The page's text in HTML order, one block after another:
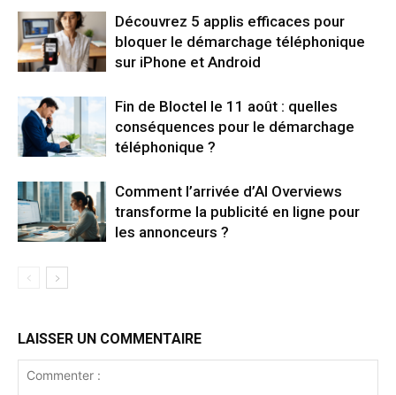
Découvrez 5 applis efficaces pour
bloquer le démarchage téléphonique
sur iPhone et Android
Fin de Bloctel le 11 août : quelles
conséquences pour le démarchage
téléphonique ?
Comment l’arrivée d’AI Overviews
transforme la publicité en ligne pour
les annonceurs ?
LAISSER UN COMMENTAIRE